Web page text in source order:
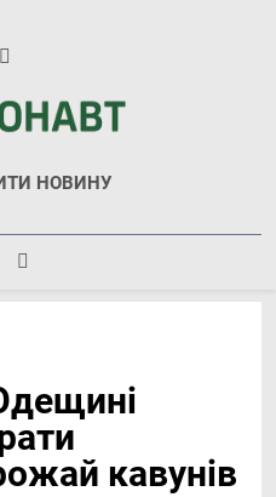
Агробізнесу
НОВИНУ
кавунів